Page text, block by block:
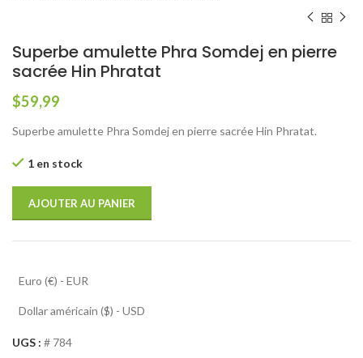
Superbe amulette Phra Somdej en pierre
sacrée Hin Phratat
$59,99
Superbe amulette Phra Somdej en pierre sacrée Hin Phratat.
1 en stock
AJOUTER AU PANIER
Euro (€) - EUR
Dollar américain ($) - USD
UGS : # 784